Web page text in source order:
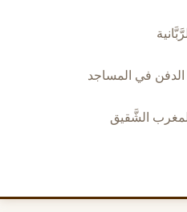
الدفن في المساجد
الشَّقيق